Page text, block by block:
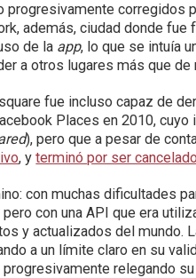
progresivamente corregidos
además, ciudad donde fue
de la app, lo que se intuía
a otros lugares más que de
fue incluso capaz de
Places en 2010,
), pero que a pesar de
, yterminó por ser
con muchas dificultades
con una API que era
y actualizados del mundo.
a un límite claro en su
relegando